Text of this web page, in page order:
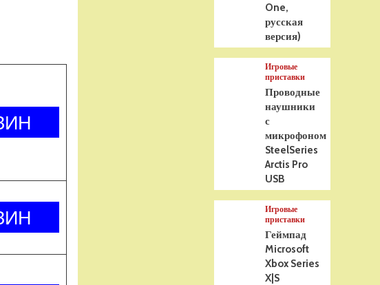
One,
русская
версия)
Игровые
приставки
Проводные
наушники
с
микрофоном
SteelSeries
Arctis Pro
USB
Игровые
приставки
Геймпад
Microsoft
Xbox Series
X|S